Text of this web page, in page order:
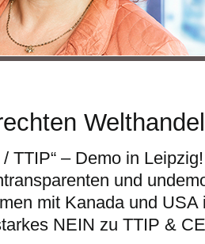
/ TTIP“ – Demo in
und
mit Kanada und USA
NEIN zu TTIP &